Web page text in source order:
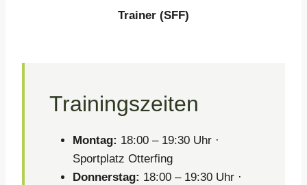
Trainer (SFF)
Trainingszeiten
Montag: 18:00 – 19:30 Uhr ·
Sportplatz Otterfing
Donnerstag: 18:00 – 19:30 Uhr ·